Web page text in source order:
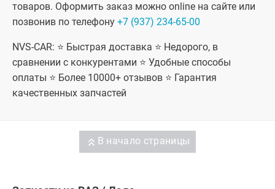
товаров. Оформить заказ можно online на сайте или
позвонив по телефону +7 (937) 234-65-00
NVS-CAR: ⭐ Быстрая доставка ⭐ Недорого, в
сравнении с конкурентами ⭐ Удобные способы
оплаты ⭐ Более 10000+ отзывов ⭐ Гарантия
качественных запчастей
В начало страницы